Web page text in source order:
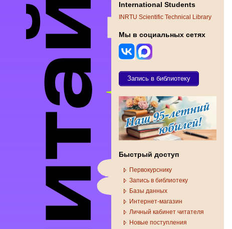
International Students
INRTU Scientific Technical Library
Мы в социальных сетях
Запись в библиотеку
Быстрый доступ
Первокурснику
Запись в библиотеку
Базы данных
Интернет-магазин
Личный кабинет читателя
Новые поступления